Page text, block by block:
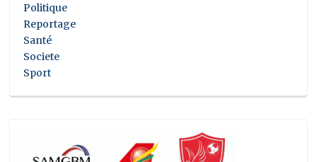
Politique
Reportage
Santé
Societe
Sport